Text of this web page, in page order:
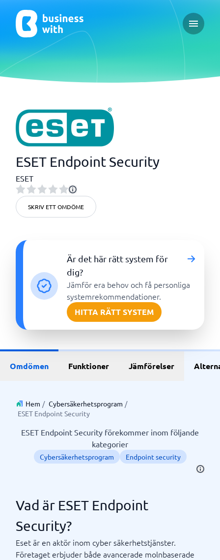
Open
ESET Endpoint Security
ESET
SKRIV ETT OMDÖME
Är det här rätt system för
dig?
Jämför era behov och få personliga
systemrekommendationer.
HITTA RÄTT SYSTEM
Omdömen Funktioner Jämförelser
Hem / Cybersäkerhetsprogram /
ESET Endpoint Security
ESET Endpoint Security förekommer inom följande
kategorier
Cybersäkerhetsprogram Endpoint security
Vad är ESET Endpoint
Security?
Eset är en aktör inom cyber säkerhetstjänster.
Företaget erbjuder både avancerade molnbaserade